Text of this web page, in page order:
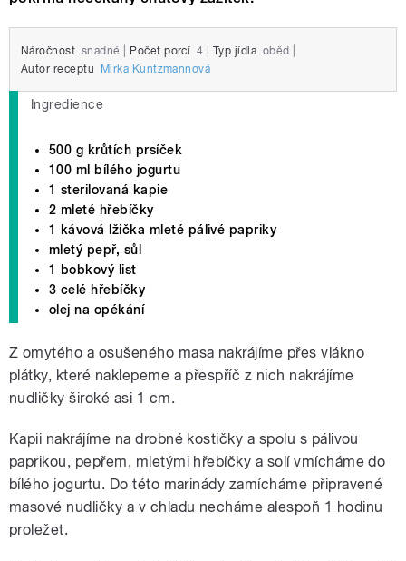
Náročnost snadné Počet porcí 4 Typ jídla oběd
Autor receptu
Mirka Kuntzmannová
Ingredience
500 g krůtích prsíček
100 ml bílého jogurtu
1 sterilovaná kapie
2 mleté hřebíčky
1 kávová lžička mleté pálivé papriky
mletý pepř, sůl
1 bobkový list
3 celé hřebíčky
olej na opékání
Z omytého a osušeného masa nakrájíme přes vlákno
plátky, které naklepeme a přespříč z nich nakrájíme
nudličky široké asi 1 cm.
Kapii nakrájíme na drobné kostičky a spolu s pálivou
paprikou, pepřem, mletými hřebíčky a solí vmícháme do
bílého jogurtu. Do této marinády zamícháme připravené
masové nudličky a v chladu necháme alespoň 1 hodinu
proležet.